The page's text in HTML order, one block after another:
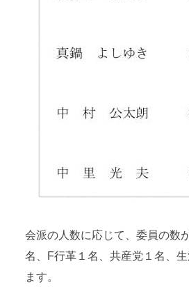
会派の人数に応じて、委員の数
名、F行革１名、共産党１名、
ます。